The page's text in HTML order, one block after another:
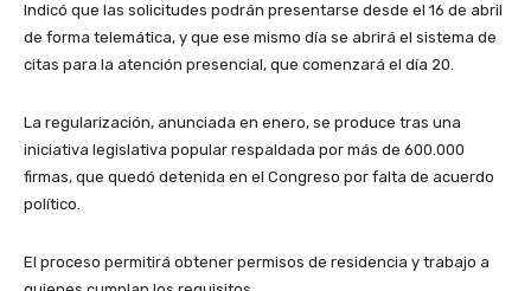
Indicó que las solicitudes podrán presentarse desde el 16 de abril
de forma telemática, y que ese mismo día se abrirá el sistema de
citas para la atención presencial, que comenzará el día 20.
La regularización, anunciada en enero, se produce tras una
iniciativa legislativa popular respaldada por más de 600.000
firmas, que quedó detenida en el Congreso por falta de acuerdo
político.
El proceso permitirá obtener permisos de residencia y trabajo a